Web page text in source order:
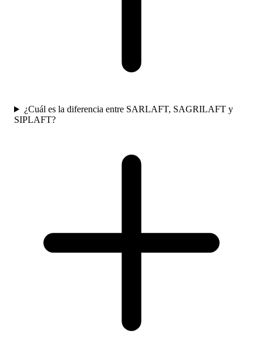
¿Cuál es la diferencia entre SARLAFT, SAGRILAFT y
SIPLAFT?